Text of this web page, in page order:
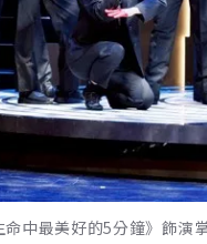
命中最美好的5分鐘》飾演